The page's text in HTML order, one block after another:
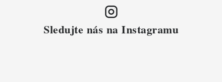
Sledujte nás na Instagramu